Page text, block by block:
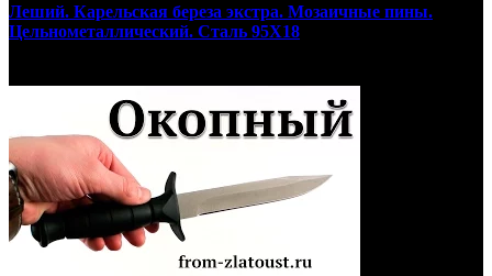
Леший. Карельская береза экстра. Мозаичные пины.
Цельнометаллический. Сталь 95Х18